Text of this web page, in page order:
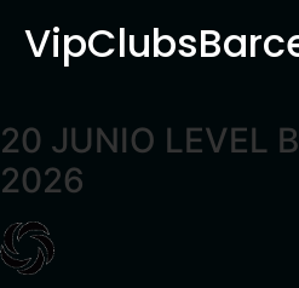
20 JUNIO LEVEL
2026